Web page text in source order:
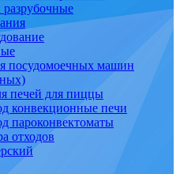
посудомоечных машин
печей для пиццы
конвекционные печи
пароконвектоматы
отходов